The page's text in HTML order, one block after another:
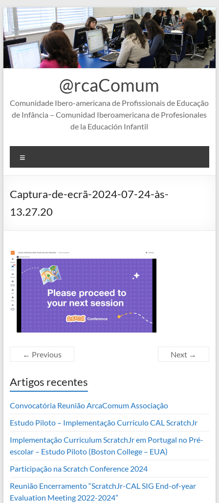
Skip
to
content
@rcaComum
Comunidade Ibero-americana de Profissionais de Educação
de Infância – Comunidad Iberoamericana de Profesionales
de la Educación Infantil
Captura-de-ecrã-2024-07-24-às-
13.27.20
← Previous Next →
Artigos recentes
Convocatória Reunião ArcaComum Associação
Estudo Piloto – Implementação Currículo CAL ScratchJr
Implementação Curriculum ScratchJr em Portugal no Pré-
escolar – Estudo Piloto (Boston College – EUA)
Participação na Scratch Conference 2024
Reunião Encerramento “ScratchJr-CAL SIG End-of-year
Evaluation Meeting 2022-2024”